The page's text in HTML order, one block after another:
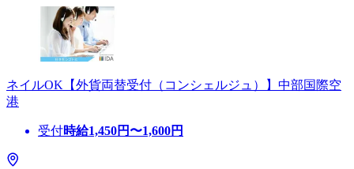
ネイルOK【外貨両替受付（コンシェルジュ）】中部国際空
港
受付時給1,450円〜1,600円